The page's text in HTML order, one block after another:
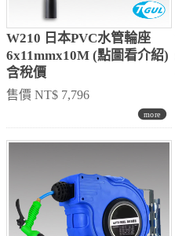
W210 日本PVC水管輪座
6x11mmx10M (點圖看介紹)
含稅價
售價 NT$ 7,796